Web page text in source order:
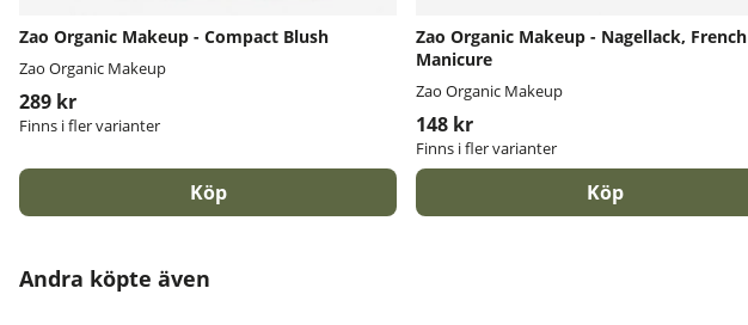
Zao Organic Makeup - Compact Blush
Zao Organic Makeup
289 kr
Finns i fler varianter
Köp
Zao Organic Makeup - Nagellack, French
Manicure
Zao Organic Makeup
148 kr
Finns i fler varianter
Köp
Andra köpte även